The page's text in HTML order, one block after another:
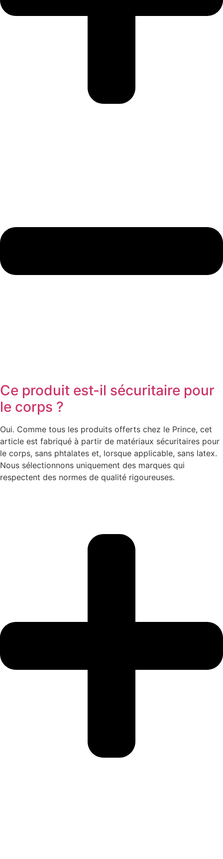
Ce produit est-il sécuritaire pour
le corps ?
Oui. Comme tous les produits offerts chez le Prince, cet
article est fabriqué à partir de matériaux sécuritaires pour
le corps, sans phtalates et, lorsque applicable, sans latex.
Nous sélectionnons uniquement des marques qui
respectent des normes de qualité rigoureuses.